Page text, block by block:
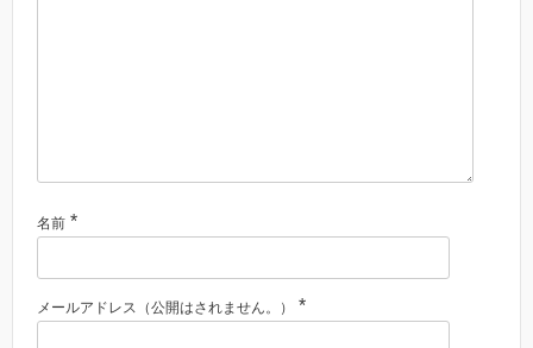
名前 *
メールアドレス（公開はされません。） *